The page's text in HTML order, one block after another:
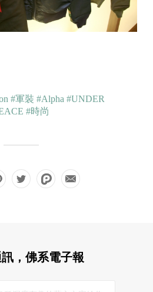
#軍裝 #Alpha #UNDER
#時尚
，佛系電子報